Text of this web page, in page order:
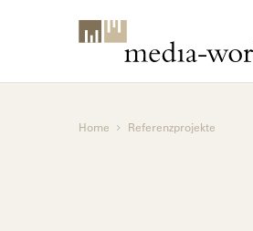
Home Referenzprojekte